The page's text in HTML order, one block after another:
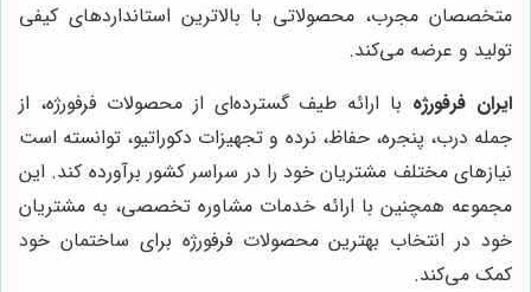
متخصصان مجرب، محصولاتی با بالاترین استانداردهای کیفی
تولید و عرضه می‌کند.
ایران فرفورژه با ارائه طیف گسترده‌ای از محصولات فرفورژه، از
جمله درب، پنجره، حفاظ، نرده و تجهیزات دکوراتیو، توانسته است
نیازهای مختلف مشتریان خود را در سراسر کشور برآورده کند. این
مجموعه همچنین با ارائه خدمات مشاوره تخصصی، به مشتریان
خود در انتخاب بهترین محصولات فرفورژه برای ساختمان خود
کمک می‌کند.